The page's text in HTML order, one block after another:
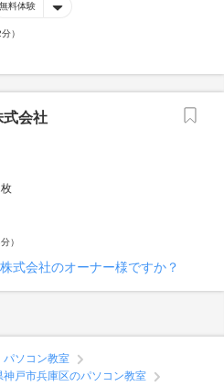
無料体験
）
式会社
）
式会社のオーナー様ですか？
パソコン教室
神戸市兵庫区のパソコン教室